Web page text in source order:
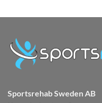
Sportsrehab Sweden AB